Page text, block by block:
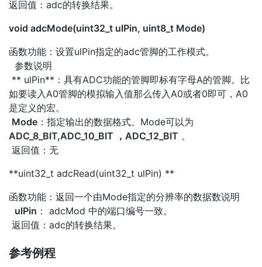
返回值：adc的转换结果。
void adcMode(uint32_t ulPin, uint8_t Mode)
函数功能：设置ulPin指定的adc管脚的工作模式。
参数说明
** ulPin**：具有ADC功能的管脚即标有字母A的管脚。比
如要读入A0管脚的模拟输入值那么传入A0或者0即可，A0
是定义的宏。
Mode ：指定输出的数据格式。Mode可以为
ADC_8_BIT,ADC_10_BIT ，ADC_12_BIT 。
返回值：无
**uint32_t adcRead(uint32_t ulPin) **
函数功能：返回一个由Mode指定的分辨率的数据数说明
ulPin ： adcMod 中的端口编号一致。
返回值：adc的转换结果。
参考例程